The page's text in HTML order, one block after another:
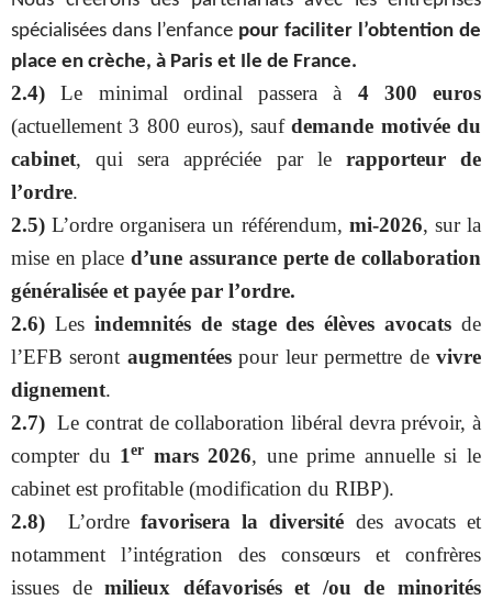
spécialisées dans l’enfance pour faciliter l’obtention de
place en crèche, à Paris et Ile de France.
2.4)Le minimal ordinal passera à 4 300 euros
(actuellement 3 800 euros), saufdemande motivée du
cabinet, qui sera appréciée par le rapporteur de
l’ordre.
2.5)L’ordre organisera un référendum, mi-2026, sur la
mise en placed’une assurance perte de collaboration
généralisée et payée par l’ordre.
2.6) Les indemnités de stage des élèves avocats de
l’EFB seront augmentéespour leur permettre devivre
dignement.
2.7)Le contrat de collaboration libéral devra prévoir, à
compter du 1er mars 2026, une prime annuelle si le
cabinet est profitable (modification du RIBP).
2.8)
L’ordre favorisera la diversité des avocats et
notamment l’intégration des consœurs et confrères
issues demilieux défavorisés et /ou de minorités